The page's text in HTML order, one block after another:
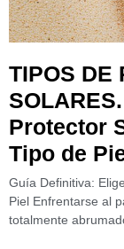
TIPOS DE
Protector
Tipo de
Guía Definitiva:
Piel Enfrentarse al
totalmente